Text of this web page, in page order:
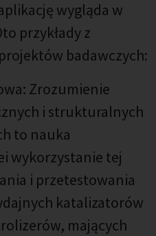
wygląda w
przykłady z
badawczych:
Zrozumienie
i strukturalnych
to nauka
wykorzystanie tej
i przetestowania
katalizatorów
mających